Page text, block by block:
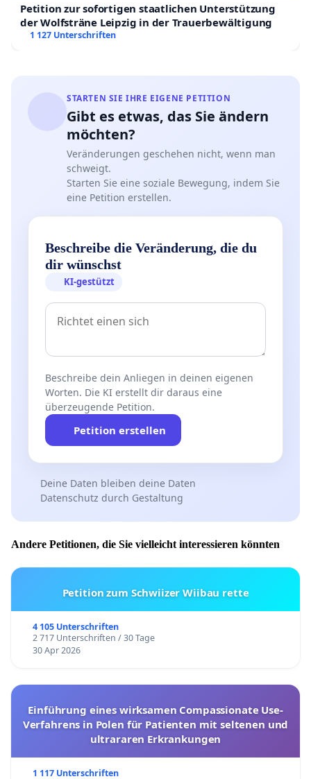
Petition zur sofortigen staatlichen Unterstützung
der Wolfsträne Leipzig in der Trauerbewältigung
1 127 Unterschriften
STARTEN SIE IHRE EIGENE PETITION
Gibt es etwas, das Sie ändern
möchten?
Veränderungen geschehen nicht, wenn man
schweigt.
Starten Sie eine soziale Bewegung, indem Sie
eine Petition erstellen.
Beschreibe die Veränderung, die du
dir wünschst
KI-gestützt
Beschreibe dein Anliegen in deinen eigenen
Worten. Die KI erstellt dir daraus eine
überzeugende Petition.
Petition erstellen
Deine Daten bleiben deine Daten
Datenschutz durch Gestaltung
Andere Petitionen, die Sie vielleicht interessieren könnten
Petition zum Schwiizer Wiibau rette
4 105 Unterschriften
2 717 Unterschriften / 30 Tage
30 Apr 2026
Einführung eines wirksamen Compassionate Use-
Verfahrens in Polen für Patienten mit seltenen und
ultrararen Erkrankungen
1 117 Unterschriften